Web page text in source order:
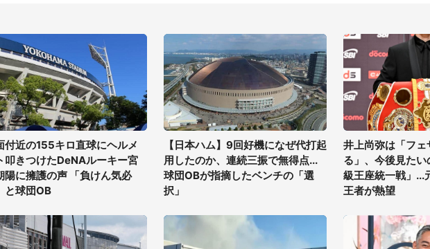
付近の155キロ直球にヘルメ
叩きつけたDeNAルーキー宮
陽に擁護の声 「負けん気必
と球団OB
【日本ハム】9回好機になぜ代打起
用したのか、連続三振で無得点...
球団OBが指摘したベンチの「選
択」
井上尚弥は「フ
る」、今後見た
級王座統一戦」...
王者が熱望